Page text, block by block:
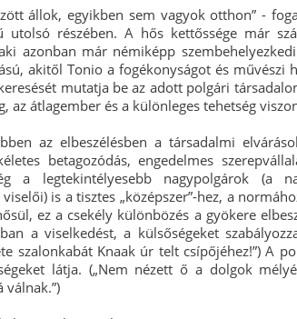
állok, egyikben sem vagyok otthon” -
utolsó részében. A hős kettőssége már
azonban már némiképp
akitől Tonio a fogékonyságot és művészi
mutatja be az adott polgári
az átlagember és a különleges tehetség
az elbeszélésben a társadalmi
betagozódás, engedelmes
a legtekintélyesebb nagypolgárok (a
is a tisztes „középszer”-hez, a
ez a csekély különbözés a gyökere
a viselkedést, a külsőségeket
szalonkabát Knaak úr telt csípőjéhez!”) A
látja. („Nem nézett ő a dolgok
válnak.”)